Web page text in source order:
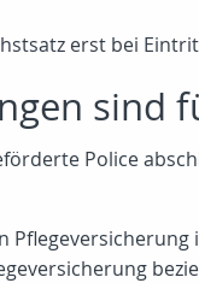
erst bei
sind
Police
Pflegeversicherung